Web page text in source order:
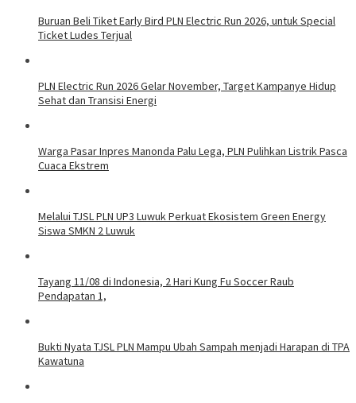
Buruan Beli Tiket Early Bird PLN Electric Run 2026, untuk Special
Ticket Ludes Terjual
PLN Electric Run 2026 Gelar November, Target Kampanye Hidup
Sehat dan Transisi Energi
Warga Pasar Inpres Manonda Palu Lega, PLN Pulihkan Listrik Pasca
Cuaca Ekstrem
Melalui TJSL PLN UP3 Luwuk Perkuat Ekosistem Green Energy
Siswa SMKN 2 Luwuk
Tayang 11/08 di Indonesia, 2 Hari Kung Fu Soccer Raub
Pendapatan 1,
Bukti Nyata TJSL PLN Mampu Ubah Sampah menjadi Harapan di TPA
Kawatuna